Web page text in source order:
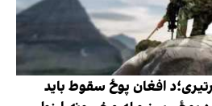
افغان پوځ سقوط باید